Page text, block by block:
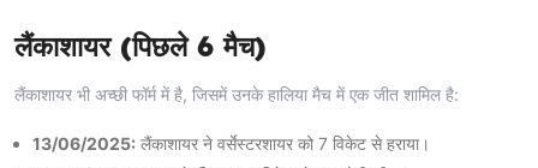
लैंकाशायर (पिछले 6 मैच)
लैंकाशायर भी अच्छी फॉर्म में है, जिसमें उनके हालिया मैच में एक जीत शामिल है:
13/06/2025: लैंकाशायर ने वर्सेस्टरशायर को 7 विकेट से हराया।